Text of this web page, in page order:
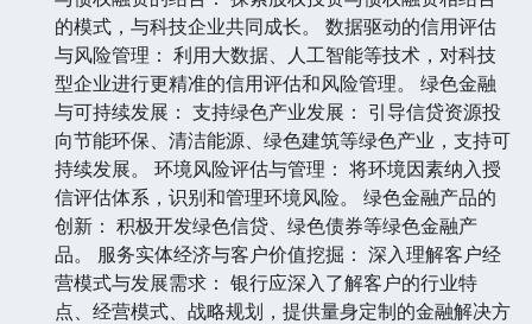
的模式，与科技企业共同成长。 数据驱动的信用评估
与风险管理： 利用大数据、人工智能等技术，对科技
型企业进行更精准的信用评估和风险管理。 绿色金融
与可持续发展： 支持绿色产业发展： 引导信贷资源投
向节能环保、清洁能源、绿色建筑等绿色产业，支持可
持续发展。 环境风险评估与管理： 将环境因素纳入授
信评估体系，识别和管理环境风险。 绿色金融产品的
创新： 积极开发绿色信贷、绿色债券等绿色金融产
品。 服务实体经济与客户价值挖掘： 深入理解客户经
营模式与发展需求： 银行应深入了解客户的行业特
点、经营模式、战略规划，提供量身定制的金融解决方